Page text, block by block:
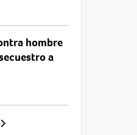
hombre
a